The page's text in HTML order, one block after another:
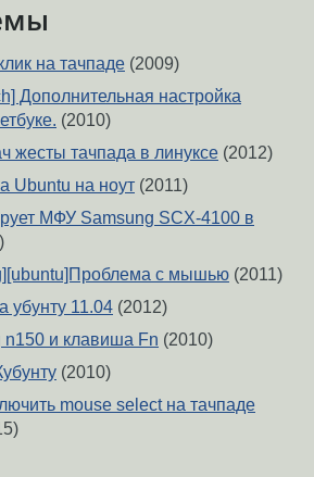
на тачпаде (2009)
Дополнительная настройка
(2010)
жесты тачпада в линуксе (2012)
Ubuntu на ноут (2011)
МФУ Samsung SCX-4100 в
с мышью (2011)
убунту 11.04 (2012)
n150 и клавиша Fn (2010)
(2010)
mouse select на тачпаде